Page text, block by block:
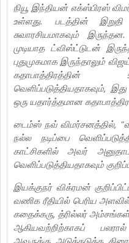
நியூ இந்தியன் எக்ஸ்பிரஸ்
உள்ளது. படத்தின் இறுதி
சுவாரசியமாகவும்
முடியாத ட்விஸ்ட்டுடன்
புதுமுகமாக இருந்தாலும்
கதாபாத்திரத்தின்
வெளிப்படுத்தியதாகவும்,
ஒரு யதார்த்தமான
டைம்ஸ் நவ் விமர்சனத்தில்,
நல்ல நடிப்பை
காட்சிகளில் அவர்
வெளிப்படுத்தியதாகவும்
இயக்குநர் விக்ரமன்
வணிக ரீதியில் பெரிய
கதைக்கரு, த்ரில்லர் அம்சங்கள்
ஆகியவற்றிற்காகப்
அவருக்கு அடுத்தடுத்த